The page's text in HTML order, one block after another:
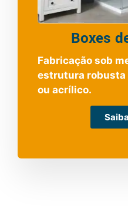
Boxes
Fabricação sob
estrutura robusta
ou acrílico.